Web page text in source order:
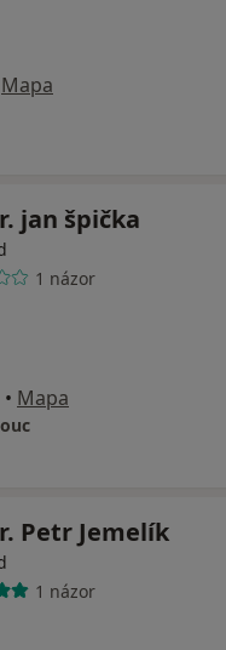
Mapa
jan špička
1 názor
• Mapa
Petr Jemelík
1 názor